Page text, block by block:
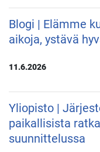
Blogi | Elämme
aikoja, ystävä
11.6.2026
Yliopisto |
paikallisista
suunnittelussa